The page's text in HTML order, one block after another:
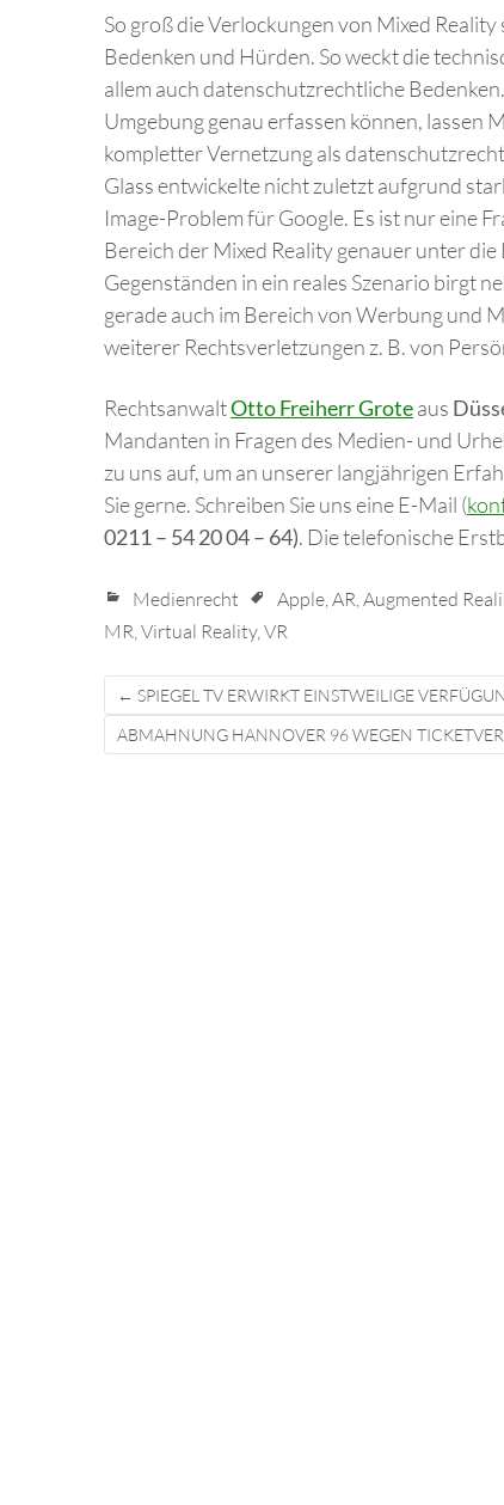
So groß die Verlockungen von Mixed
Bedenken und Hürden. So weckt die
allem auch datenschutzrechtliche
Umgebung genau erfassen können, lassen
kompletter Vernetzung als
Glass entwickelte nicht zuletzt aufgrund
Image-Problem für Google. Es ist nur eine
Bereich der Mixed Reality genauer unter
Gegenständen in ein reales Szenario birgt
gerade auch im Bereich von Werbung und
weiterer Rechtsverletzungen z. B. von
RechtsanwaltOtto Freiherr Groteaus
Mandanten in Fragen des Medien- und
zu uns auf, um an unserer langjährigen
Sie gerne. Schreiben Sie uns eine E-Mail (
0211 – 54 20 04 – 64). Die telefonische
Medienrecht Apple AR Augmented
MR Virtual Reality, VR
Post
navigation
← SPIEGEL TV ERWIRKT EINSTWEILIGE
ABMAHNUNG HANNOVER 96 WEGEN